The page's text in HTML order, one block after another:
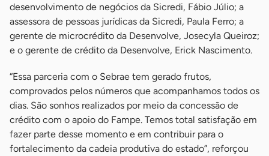
desenvolvimento de negócios da Sicredi, Fábio Júlio; a
assessora de pessoas jurídicas da Sicredi, Paula Ferro; a
gerente de microcrédito da Desenvolve, Josecyla Queiroz;
e o gerente de crédito da Desenvolve, Erick Nascimento.
“Essa parceria com o Sebrae tem gerado frutos,
comprovados pelos números que acompanhamos todos os
dias. São sonhos realizados por meio da concessão de
crédito com o apoio do Fampe. Temos total satisfação em
fazer parte desse momento e em contribuir para o
fortalecimento da cadeia produtiva do estado”, reforçou